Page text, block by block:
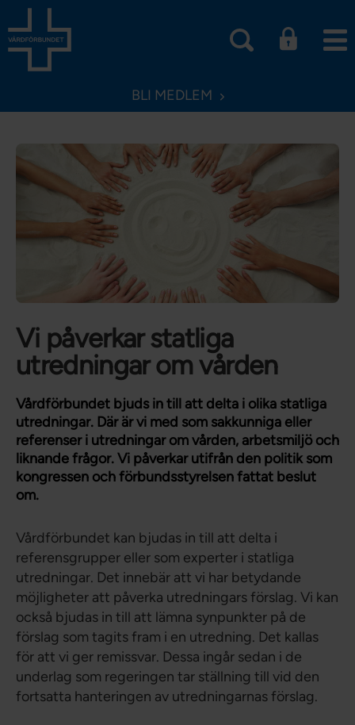
BLI MEDLEM
Vi påverkar statliga
utredningar om vården
Vårdförbundet bjuds in till att delta i olika statliga
utredningar. Där är vi med som sakkunniga eller
referenser i utredningar om vården, arbetsmiljö och
liknande frågor. Vi påverkar utifrån den politik som
kongressen och förbundsstyrelsen fattat beslut
om.
Vårdförbundet kan bjudas in till att delta i
referensgrupper eller som experter i statliga
utredningar. Det innebär att vi har betydande
möjligheter att påverka utredningars förslag. Vi kan
också bjudas in till att lämna synpunkter på de
förslag som tagits fram i en utredning. Det kallas
för att vi ger remissvar. Dessa ingår sedan i de
underlag som regeringen tar ställning till vid den
fortsatta hanteringen av utredningarnas förslag.